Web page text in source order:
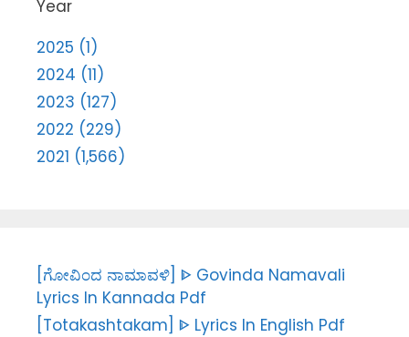
Year
2025 (1)
2024 (11)
2023 (127)
2022 (229)
2021 (1,566)
[ಗೋವಿಂದ ನಾಮಾವಳಿ] ᐈ Govinda Namavali
Lyrics In Kannada Pdf
[Totakashtakam] ᐈ Lyrics In English Pdf